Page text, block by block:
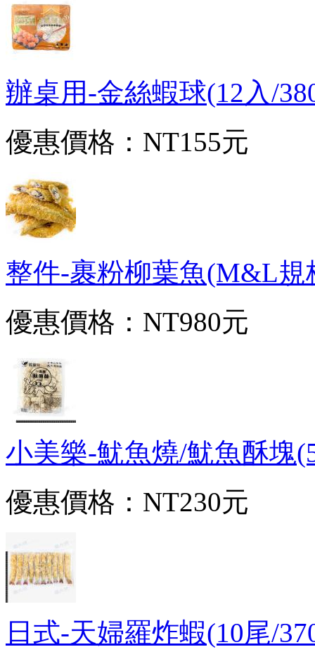
辦桌用-金絲蝦球(12入/
優惠價格： NT155元
整件-裹粉柳葉魚(M&L規
優惠價格： NT980元
小美樂-魷魚燒/魷魚酥塊
優惠價格： NT230元
日式-天婦羅炸蝦(10尾/